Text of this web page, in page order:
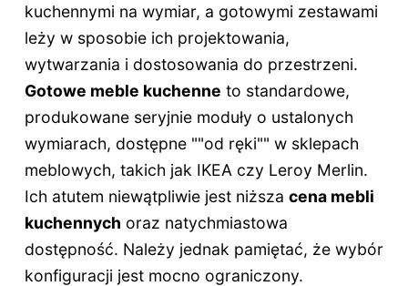
kuchennymi na wymiar, a gotowymi zestawami
leży w sposobie ich projektowania,
wytwarzania i dostosowania do przestrzeni.
Gotowe meble kuchenne to standardowe,
produkowane seryjnie moduły o ustalonych
wymiarach, dostępne ""od ręki"" w sklepach
meblowych, takich jak IKEA czy Leroy Merlin.
Ich atutem niewątpliwie jest niższa cena mebli
kuchennych oraz natychmiastowa
dostępność. Należy jednak pamiętać, że wybór
konfiguracji jest mocno ograniczony.